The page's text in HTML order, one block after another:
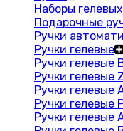
Наборы
Подарочные
Ручки
Ручки гелевые
Ручки гелевые
Ручки гелевые
Ручки гелевые
Ручки гелевые
Ручки гелевые